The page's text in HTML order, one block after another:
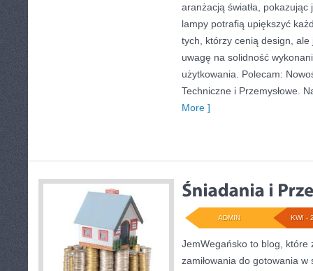
aranżacją światła,
lampy potrafią upiększyć
tych, którzy cenią design,
uwagę na solidność
użytkowania. Polecam:
Techniczne i Przemysłowe.
More ]
KWI -
ADMIN
JemWegańsko to blog, które
zamiłowania do gotowania